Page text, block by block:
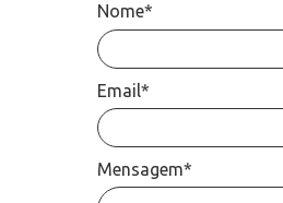
Nome*
Email*
Mensagem*